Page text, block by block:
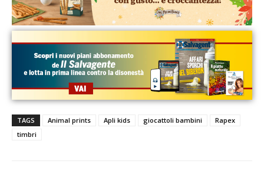
TAGS Animal prints Apli kids giocattoli bambini
Rapex
timbri